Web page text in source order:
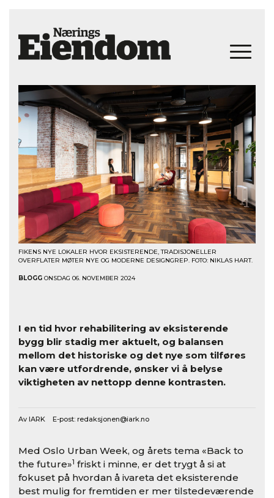
FIKENS NYE LOKALER HVOR EKSISTERENDE, TRADISJONELLER
OVERFLATER MØTER NYE OG MODERNE DESIGNGREP. FOTO: NIKLAS HART.
BLOGG ONSDAG 06. NOVEMBER 2024
I en tid hvor rehabilitering av eksisterende
bygg blir stadig mer aktuelt, og balansen
mellom det historiske og det nye som tilføres
kan være utfordrende, ønsker vi å belyse
viktigheten av nettopp denne kontrasten.
Av IARK E-post: redaksjonen@iark.no
Med Oslo Urban Week, og årets tema «Back to
the future»1 friskt i minne, er det trygt å si at
fokuset på hvordan å ivareta det eksisterende
best mulig for fremtiden er mer tilstedeværende